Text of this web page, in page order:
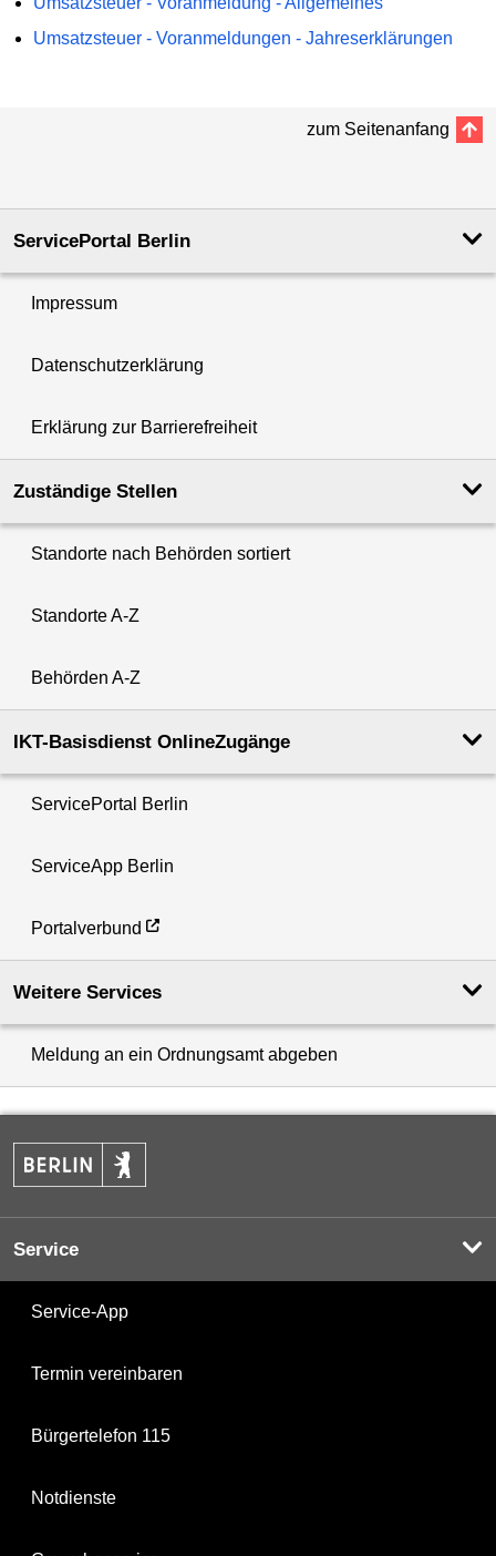
Umsatzsteuer - Voranmeldungen - Jahreserklärungen
zum Seitenanfang
ServicePortal Berlin
Impressum
Datenschutzerklärung
Erklärung zur Barrierefreiheit
Zuständige Stellen
Standorte nach Behörden sortiert
Standorte A-Z
Behörden A-Z
IKT-Basisdienst OnlineZugänge
ServicePortal Berlin
ServiceApp Berlin
Portalverbund
Weitere Services
Meldung an ein Ordnungsamt abgeben
Service
Service-App
Termin vereinbaren
Bürgertelefon 115
Notdienste